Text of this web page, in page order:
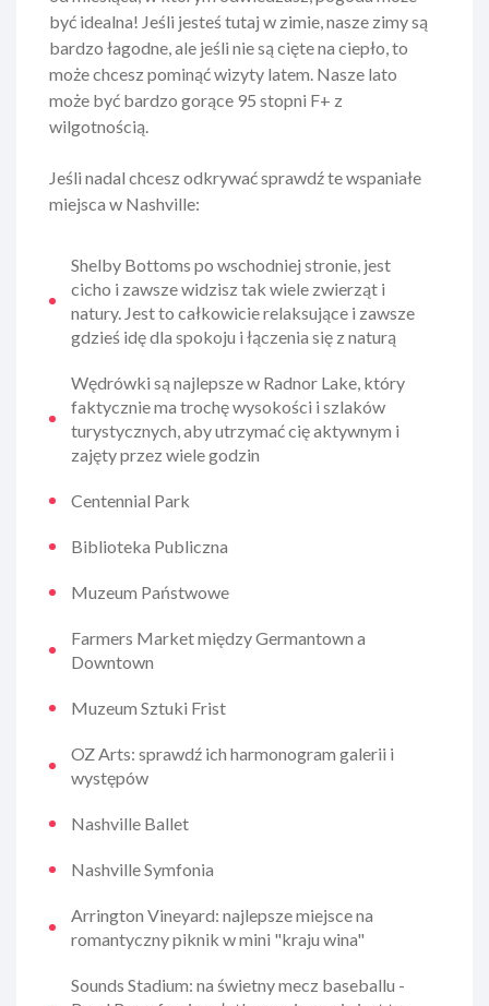
być idealna! Jeśli jesteś tutaj w zimie, nasze zimy są
bardzo łagodne, ale jeśli nie są cięte na ciepło, to
może chcesz pominąć wizyty latem. Nasze lato
może być bardzo gorące 95 stopni F+ z
wilgotnością.
Jeśli nadal chcesz odkrywać sprawdź te wspaniałe
miejsca w Nashville:
Shelby Bottoms po wschodniej stronie, jest
cicho i zawsze widzisz tak wiele zwierząt i
natury. Jest to całkowicie relaksujące i zawsze
gdzieś idę dla spokoju i łączenia się z naturą
Wędrówki są najlepsze w Radnor Lake, który
faktycznie ma trochę wysokości i szlaków
turystycznych, aby utrzymać cię aktywnym i
zajęty przez wiele godzin
Centennial Park
Biblioteka Publiczna
Muzeum Państwowe
Farmers Market między Germantown a
Downtown
Muzeum Sztuki Frist
OZ Arts: sprawdź ich harmonogram galerii i
występów
Nashville Ballet
Nashville Symfonia
Arrington Vineyard: najlepsze miejsce na
romantyczny piknik w mini "kraju wina"
Sounds Stadium: na świetny mecz baseballu -